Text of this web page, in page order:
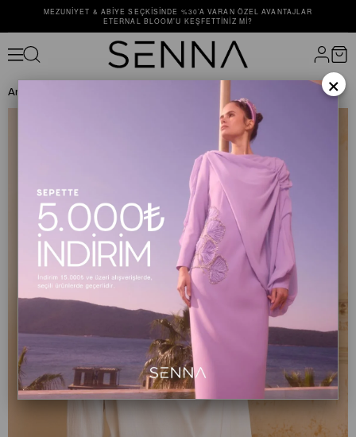
MEZUNIYET & ABIYE SEÇKISINDE %30’A VARAN ÖZEL AVANTAJLAR
ETERNAL BLOOM’U KEŞFETTINIZ MI?
Anasayfa ×